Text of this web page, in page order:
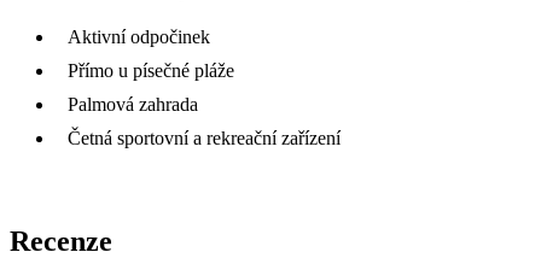
Aktivní odpočinek
Přímo u písečné pláže
Palmová zahrada
Četná sportovní a rekreační zařízení
Recenze